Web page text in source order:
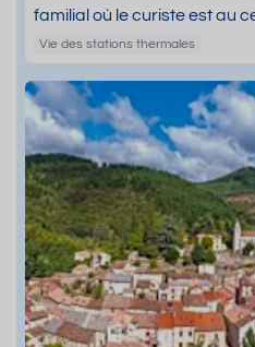
familial où le curiste est au
Vie des stations thermales